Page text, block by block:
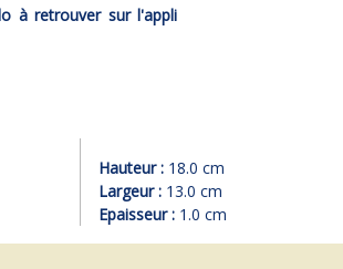
à retrouver sur l'appli
Hauteur : 18.0 cm
Largeur : 13.0 cm
Epaisseur : 1.0 cm